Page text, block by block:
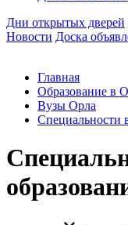
Дни открытых дверей
Новости Доска
Главная
Образование в
Вузы Орла
Специальности